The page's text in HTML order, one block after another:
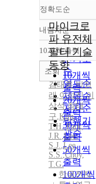
정확도순
정확도
순
인기도
순
연도순
제목순
저자순
발행기
관순
내림차순
내림차
10개씩 출력
10개씩
출력
20개씩
출력
30개씩
출력
50개씩
출력
100개씩
조회
마이크로
파 유전체
필터 기술
동향
김태홍,박정
래,이석진,이
상석,최태
구,Kim,
T.H.,Park,
J.R.,Lee,
S.J.,Lee,
S.S.,Choy,
T.G.
한국전자